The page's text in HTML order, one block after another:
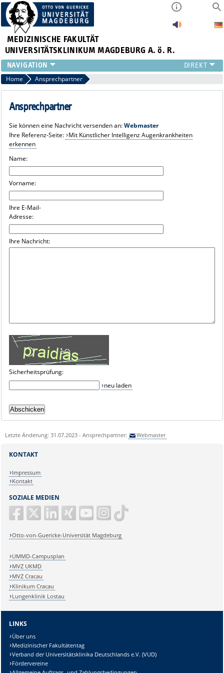
MEDIZINISCHE FAKULTÄT
UNIVERSITÄTSKLINIKUM MAGDEBURG A. ö. R.
INSTITUTE
KLINIKEN
ZENTRALE EINRICHTUNGEN
PRESSE
ÜBER UNS
INTRANET
Home Ansprechpartner
Ansprechpartner
Sie können eine Nachricht versenden an:Webmaster
Ihre Referenz-Seite: Mit Künstlicher Intelligenz Augenkrankheiten
erkennen
Name:
Vorname:
Ihre E-Mail-
Adresse:
Ihre Nachricht:
Sicherheitsprüfung:
neu laden
Letzte Änderung: 31.07.2023 - Ansprechpartner: Webmaster
SOZIALE MEDIEN
Otto-von-Guericke-Universität Magdeburg
KONTAKT
Impressum
Kontakt
UMMD-Campusplan
MVZ UKMD
MVZ Cracau
Klinikum Cracau
Lungenklinik Lostau
LINKS
Über uns
Medizinischer Fakultätentag
Verband der Universitätsklinika Deutschlands e.V. (VUD)
Fördervereine